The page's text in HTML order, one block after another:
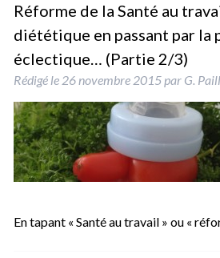
Réforme de la Santé au
diététique en passant par la
éclectique… (Partie 2/3)
Rédigé le 26 novembre 2015 par G.
En tapant « Santé au travail » ou «